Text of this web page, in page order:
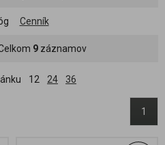
Cenník
9 záznamov
12 24 36
1